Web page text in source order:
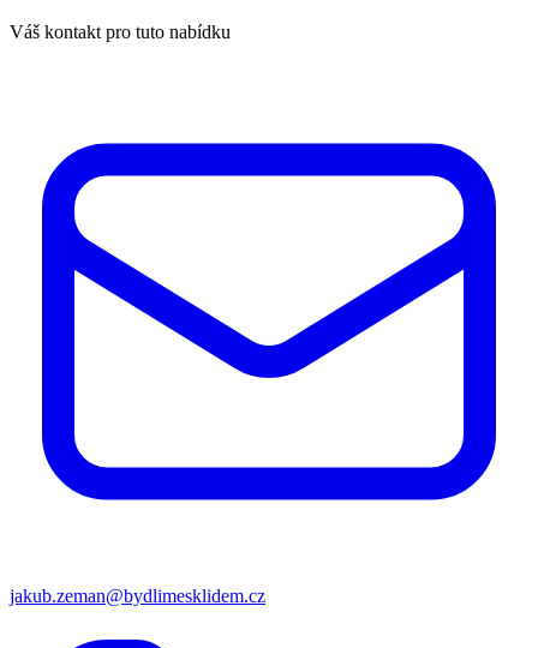
Váš kontakt pro tuto nabídku
jakub.zeman@bydlimesklidem.cz